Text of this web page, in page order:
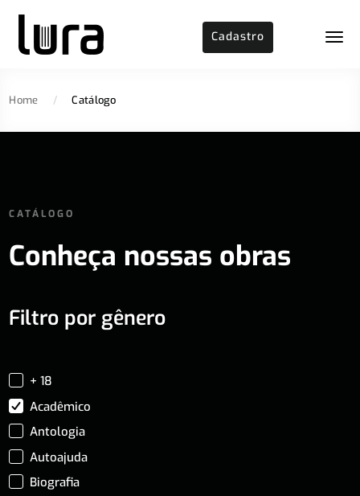
Cadastro
Home / Catálogo
CATÁLOGO
Conheça nossas obras
Filtro por gênero
+ 18
Acadêmico
Antologia
Autoajuda
Biografia